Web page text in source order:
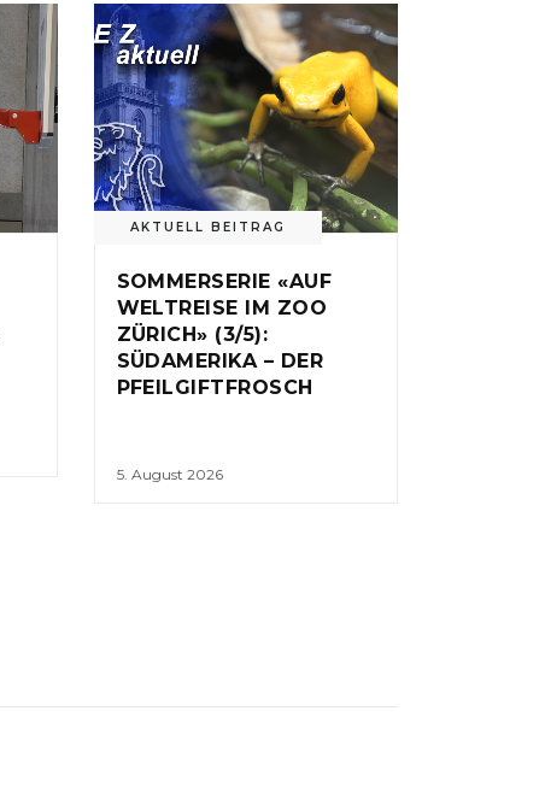
AKTUELL BEITRAG
SOMMERSERIE «AUF
WELTREISE IM ZOO
ZÜRICH» (3/5):
SÜDAMERIKA – DER
PFEILGIFTFROSCH
5. August 2026